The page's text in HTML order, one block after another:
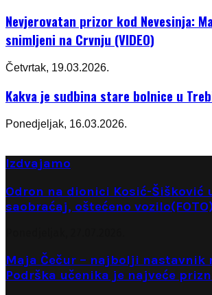
Nevjerovatan prizor kod Nevesinja:
snimljeni na Crvnju (VIDEO)
Četvrtak, 19.03.2026.
Kakva je sudbina stare bolnice u
Ponedjeljak, 16.03.2026.
Izdvajamo
Odron na dionici Kosić-Šišković
saobraćaj, oštećeno
Maja Čečur – najbolji nastavnik
Podrška učenika je najveće